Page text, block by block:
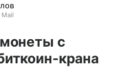
с
крана